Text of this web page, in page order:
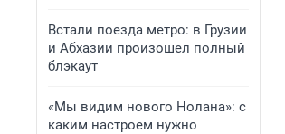
Встали поезда метро: в Грузии
и Абхазии произошел полный
блэкаут
«Мы видим нового Нолана»: с
каким настроем нужно